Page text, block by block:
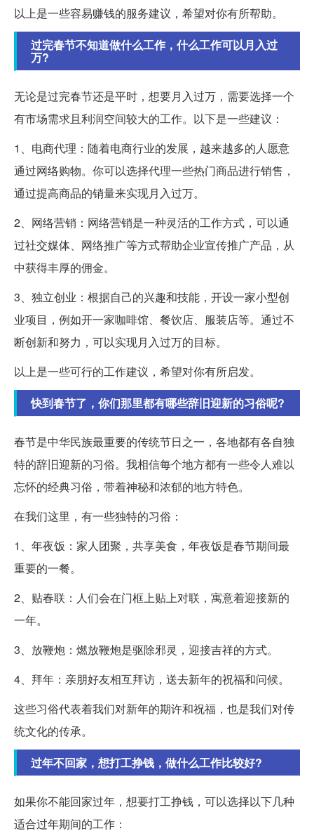
以上是一些容易赚钱的服务建议，希望对你有所帮助。
过完春节不知道做什么工作，什么工作可以月入过
万?
无论是过完春节还是平时，想要月入过万，需要选择一个
有市场需求且利润空间较大的工作。以下是一些建议：
1、电商代理：随着电商行业的发展，越来越多的人愿意
通过网络购物。你可以选择代理一些热门商品进行销售，
通过提高商品的销量来实现月入过万。
2、网络营销：网络营销是一种灵活的工作方式，可以通
过社交媒体、网络推广等方式帮助企业宣传推广产品，从
中获得丰厚的佣金。
3、独立创业：根据自己的兴趣和技能，开设一家小型创
业项目，例如开一家咖啡馆、餐饮店、服装店等。通过不
断创新和努力，可以实现月入过万的目标。
以上是一些可行的工作建议，希望对你有所启发。
快到春节了，你们那里都有哪些辞旧迎新的习俗呢?
春节是中华民族最重要的传统节日之一，各地都有各自独
特的辞旧迎新的习俗。我相信每个地方都有一些令人难以
忘怀的经典习俗，带着神秘和浓郁的地方特色。
在我们这里，有一些独特的习俗：
1、年夜饭：家人团聚，共享美食，年夜饭是春节期间最
重要的一餐。
2、贴春联：人们会在门框上贴上对联，寓意着迎接新的
一年。
3、放鞭炮：燃放鞭炮是驱除邪灵，迎接吉祥的方式。
4、拜年：亲朋好友相互拜访，送去新年的祝福和问候。
这些习俗代表着我们对新年的期许和祝福，也是我们对传
统文化的传承。
过年不回家，想打工挣钱，做什么工作比较好?
如果你不能回家过年，想要打工挣钱，可以选择以下几种
适合过年期间的工作：